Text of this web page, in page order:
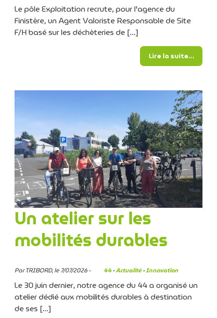
Le pôle Exploitation recrute, pour l’agence du
Finistère, un Agent Valoriste Responsable de Site
F/H basé sur les déchèteries de […]
Lire la suite…from
Un atelier sur les
mobilités durables
Par TRIBORD, le 7/07/2026 - 44 ·Actualité·Innovation
Le 30 juin dernier, notre agence du 44 a organisé un
atelier dédié aux mobilités durables à destination
de ses […]